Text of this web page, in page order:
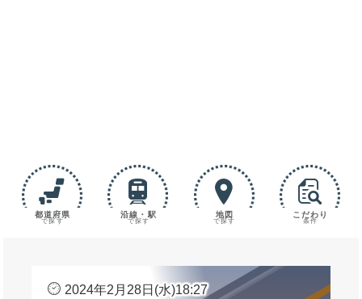
都道府県
で探す
沿線・駅
で探す
地図
で探す
こだわり
条件
2024年2月28日(水)18:27